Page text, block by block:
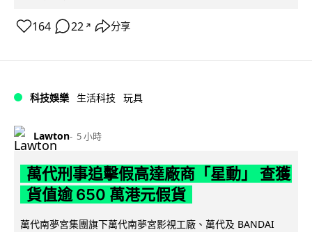
164 22 ↗ 分享
科技娛樂 生活科技 玩具
Lawton 5 小時
萬代刑事追擊假高達廠商「星動」 查獲
貨值逾 650 萬港元假貨
萬代南夢宮集團旗下萬代南夢宮影視工廠、萬代及 BANDAI